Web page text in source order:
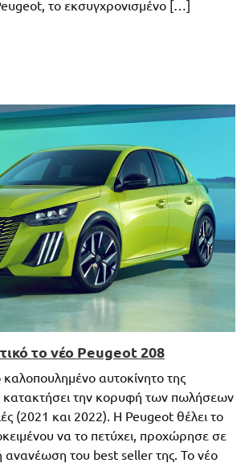
το εκσυγχρονισμένο […]
το νέο Peugeot 208
καλοπουλημένο αυτοκίνητο της
κατακτήσει την κορυφή των πωλήσεων
(2021 και 2022). Η Peugeot θέλει το
να το πετύχει, προχώρησε σε
ανανέωση του best seller της. Το νέο